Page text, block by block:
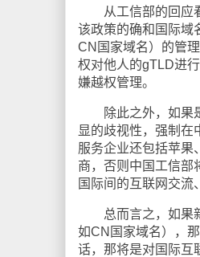
从工信部的回应看
该政策的确和国际域
CN国家域名）的管
权对他人的gTLD进
嫌越权管理。
除此之外，如果是
显的歧视性，强制在
服务企业还包括苹果
商，否则中国工信部
国际间的互联网交流
总而言之，如果新
如CN国家域名），
话，那将是对国际互